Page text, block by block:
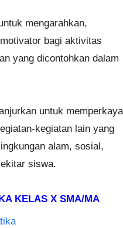
mengarahkan,
bagi aktivitas
yang dicontohkan dalam
untuk memperkaya
kegiatan lain yang
alam, sosial,
siswa.
KELAS X SMA/MA